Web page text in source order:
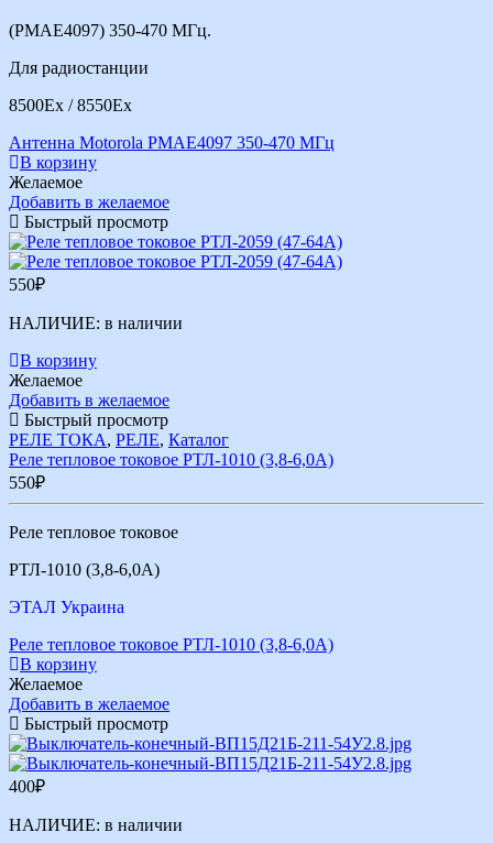
(PMAE4097) 350-470 МГц.
Для радиостанции
8500Ex / 8550Ex
Антенна Motorola PMAE4097 350-470 МГц
В корзину
Желаемое
Добавить в желаемое
Быстрый просмотр
550₽
НАЛИЧИЕ: в наличии
В корзину
Желаемое
Добавить в желаемое
Быстрый просмотр
РЕЛЕ ТОКА, РЕЛЕ, Каталог
Реле тепловое токовое РТЛ-1010 (3,8-6,0А)
550₽
Реле тепловое токовое
РТЛ-1010 (3,8-6,0А)
ЭТАЛ Украина
Реле тепловое токовое РТЛ-1010 (3,8-6,0А)
В корзину
Желаемое
Добавить в желаемое
Быстрый просмотр
400₽
НАЛИЧИЕ: в наличии